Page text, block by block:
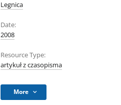
Legnica
Date:
2008
Resource Type:
artykuł z czasopisma
More